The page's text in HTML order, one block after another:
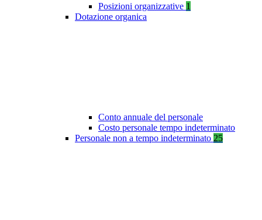
Posizioni organizzative 1
Dotazione organica
Conto annuale del personale
Costo personale tempo indeterminato
Personale non a tempo indeterminato 25